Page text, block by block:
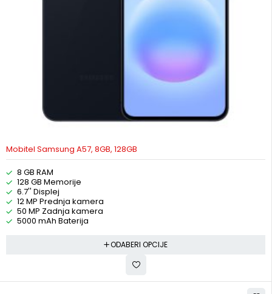
Mobitel Samsung A57, 8GB, 128GB
8 GB RAM
128 GB Memorije
6.7'' Displej
12 MP Prednja kamera
50 MP Zadnja kamera
5000 mAh Baterija
ODABERI OPCIJE